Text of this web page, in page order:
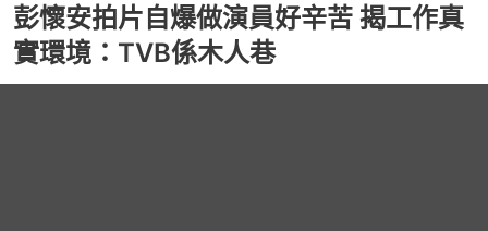
彭懷安拍片自爆做演員好辛苦 揭工作真
實環境：TVB係木人巷